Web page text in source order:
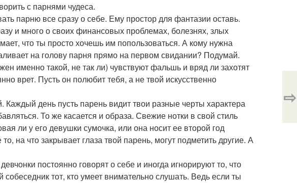
с парнями чудеса.
парню все сразу о себе. Ему простор для фантазии оставь.
и много о своих финансовых проблемах, болезнях, злых
что ты просто хочешь им попользоваться. А кому нужна
на голову парня прямо на первом свидании? Подумай.
именно такой, не так ли) чувствуют фальшь и вряд ли захотят
врет. Пусть он полюбит тебя, а не твой искусственно
Каждый день пусть парень видит твои разные черты характера
То же касается и образа. Свежие нотки в свой стиль
ли у его девушки сумочка, или она носит ее второй год
на что закрывает глаза твой парень, могут подметить другие. А
постоянно говорят о себе и иногда игнорируют то, что
тот, кто умеет внимательно слушать. Ведь если ты
⇨